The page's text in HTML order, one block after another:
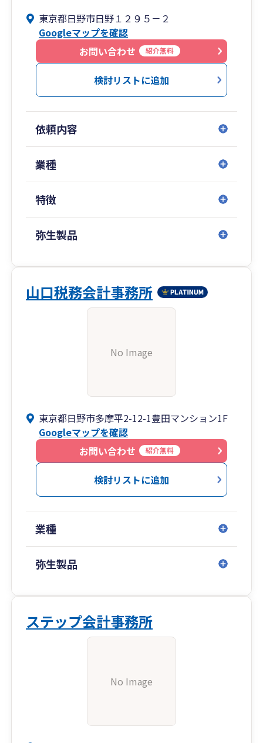
女性スタッフも多く、DX化を推進しています。
東京都日野市日野１２９５－２
Googleマップを確認
お問い合わせ
紹介無料
検討リストに追加
依頼内容
業種
特徴
弥生製品
山口税務会計事務所
No Image
東京都日野市多摩平2-12-1豊田マンション1F
Googleマップを確認
お問い合わせ
紹介無料
検討リストに追加
業種
弥生製品
ステップ会計事務所
No Image